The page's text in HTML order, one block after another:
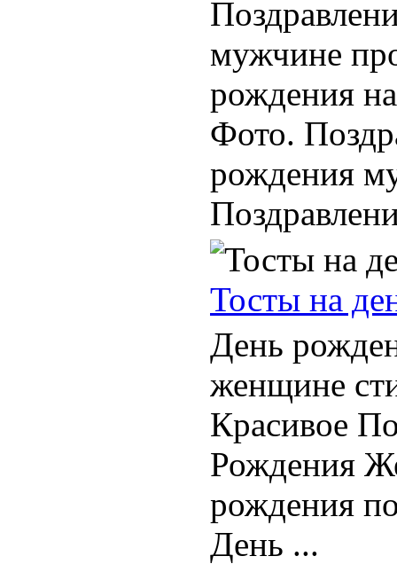
мужчине
рождения
Фото.
рождения
Тосты на
День
женщине
Красивое
Рождения
рождения
День ...